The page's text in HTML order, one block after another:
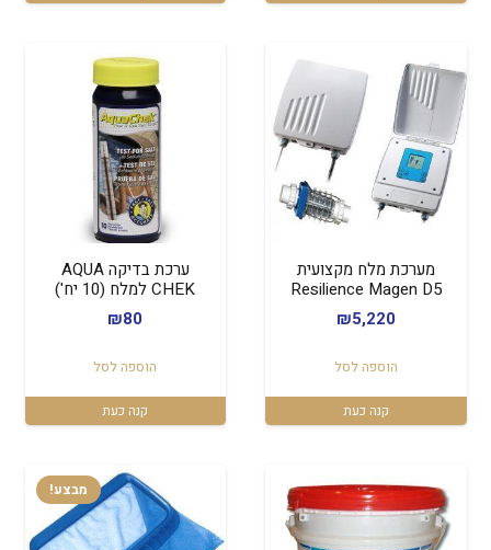
מערכת מלח מקצועית
Resilience Magen D5
₪5,220
הוספה לסל
קנה כעת
ערכת בדיקה AQUA
CHEK למלח (10 יח')
₪80
הוספה לסל
קנה כעת
מבצע!